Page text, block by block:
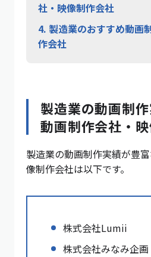
社・映像制作会社
4. 製造業のおすすめ動画
作会社
製造業の動画制
動画制作会社・
製造業の動画制作実績が豊
像制作会社は以下です。
株式会社Lumii
株式会社みなみ企画